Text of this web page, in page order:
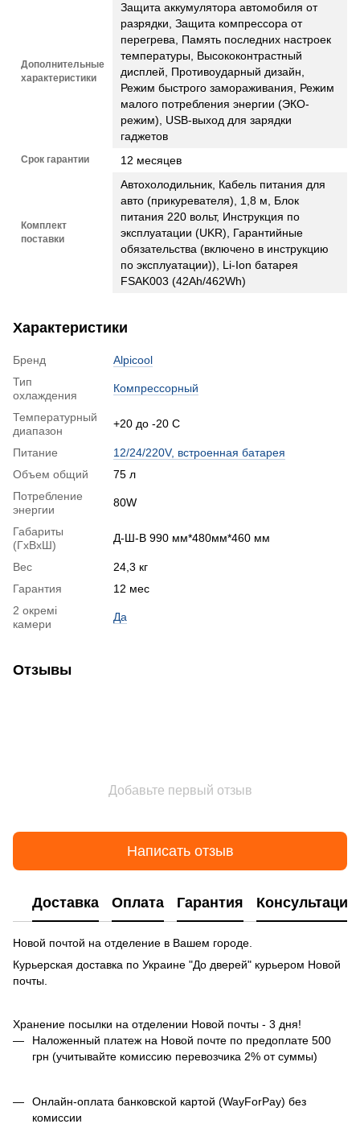
Дополнительные
характеристики
Защита аккумулятора автомобиля от
разрядки, Защита компрессора от
перегрева, Память последних настроек
температуры, Высококонтрастный
дисплей, Противоударный дизайн,
Режим быстрого замораживания, Режим
малого потребления энергии (ЭКО-
режим), USB-выход для зарядки
гаджетов
Срок гарантии 12 месяцев
Комплект
поставки
Автохолодильник, Кабель питания для
авто (прикуревателя), 1,8 м, Блок
питания 220 вольт, Инструкция по
эксплуатации (UKR), Гарантийные
обязательства (включено в инструкцию
по эксплуатации)), Li-Ion батарея
FSAK003 (42Ah/462Wh)
Характеристики
Бренд
Alpicool
Тип
охлаждения
Компрессорный
Температурный
диапазон
+20 до -20 С
Питание
12/24/220V, встроенная батарея
Объем общий
75 л
Потребление
энергии
80W
Габариты
(ГхВхШ)
Д-Ш-В 990 мм*480мм*460 мм
Вес
24,3 кг
Гарантия
12 мес
2 окремі
камери
Да
Отзывы
Добавьте первый отзыв
Написать отзыв
Доставка Оплата Гарантия Консультация
Новой почтой на отделение в Вашем городе.
Курьерская доставка по Украине "До дверей" курьером Новой
почты.
Хранение посылки на отделении Новой почты - 3 дня!
Наложенный платеж на Новой почте по предоплате 500
грн (учитывайте комиссию перевозчика 2% от суммы)
Онлайн-оплата банковской картой (WayForPay) без
комиссии